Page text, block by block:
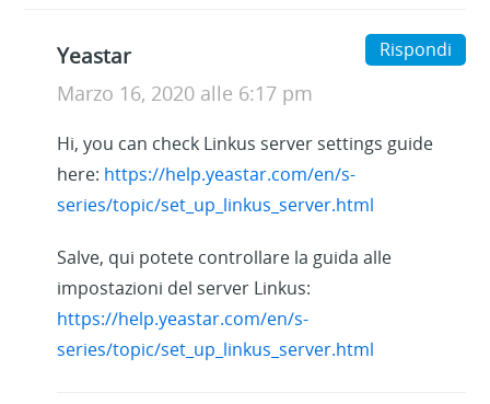
Yeastar
Marzo 16, 2020 alle 6:17 pm
Hi, you can check Linkus server settings guide
here: https://help.yeastar.com/en/s-
series/topic/set_up_linkus_server.html
Salve, qui potete controllare la guida alle
impostazioni del server Linkus:
https://help.yeastar.com/en/s-
series/topic/set_up_linkus_server.html
Rispondi